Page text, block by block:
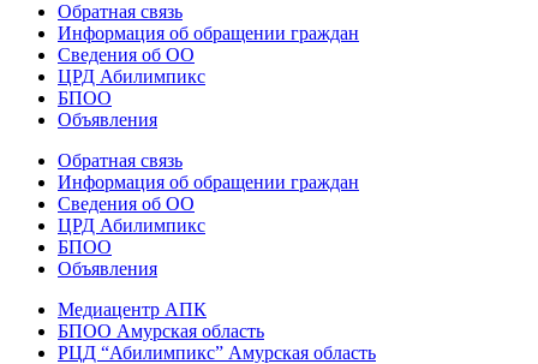
Обратная связь
Информация об обращении граждан
Сведения об ОО
ЦРД Абилимпикс
БПОО
Объявления
Обратная связь
Информация об обращении граждан
Сведения об ОО
ЦРД Абилимпикс
БПОО
Объявления
Медиацентр АПК
БПОО Амурская область
РЦД “Абилимпикс” Амурская область